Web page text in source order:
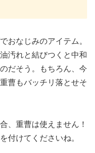
おなじみのアイテム。
汚れと結びつくと中和
だそう。もちろん、今
曹もバッチリ落とせそ
、重曹は使えません！
付けてくださいね。